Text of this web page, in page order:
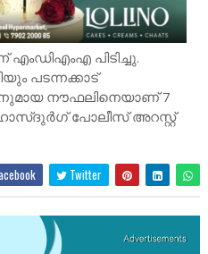
എംഡിഎംഎ പിടിച്ചു.
പടന്നക്കാട്
നൗഫലിനെയാണ് 7
പോലീസ് അറസ്റ്റ്
Twitter